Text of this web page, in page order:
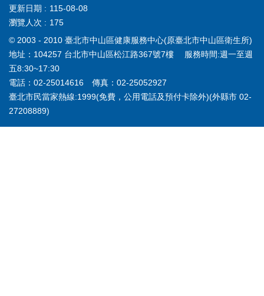
更新日期
115-08-08
瀏覽人次
175
© 2003 - 2010 臺北市中山區健康服務中心(原臺北市中山區衛生所)
地址：104257 台北市中山區松江路367號7樓 服務時間:週一至週
五8:30~17:30
電話：02-25014616 傳真：02-25052927
臺北市民當家熱線:1999(免費，公用電話及預付卡除外)(外縣市 02-
27208889)